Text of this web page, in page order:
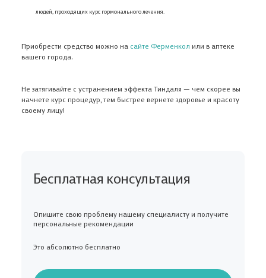
людей, проходящих курс гормонального лечения.
Приобрести средство можно на сайте Ферменкол или в аптеке
вашего города.
Не затягивайте с устранением эффекта Тиндаля — чем скорее вы
начнете курс процедур, тем быстрее вернете здоровье и красоту
своему лицу!
Бесплатная консультация
Опишите свою проблему нашему специалисту и получите
персональные рекомендации
Это абсолютно бесплатно